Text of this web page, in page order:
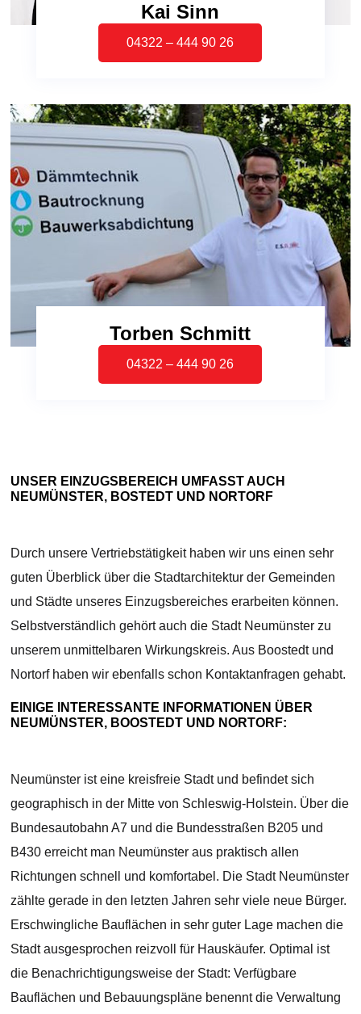
Kai Sinn
04322 – 444 90 26
Torben Schmitt
04322 – 444 90 26
UNSER EINZUGSBEREICH UMFASST AUCH
NEUMÜNSTER, BOSTEDT UND NORTORF
Durch unsere Vertriebstätigkeit haben wir uns einen sehr
guten Überblick über die Stadtarchitektur der Gemeinden
und Städte unseres Einzugsbereiches erarbeiten können.
Selbstverständlich gehört auch die Stadt Neumünster zu
unserem unmittelbaren Wirkungskreis. Aus Boostedt und
Nortorf haben wir ebenfalls schon Kontaktanfragen gehabt.
EINIGE INTERESSANTE INFORMATIONEN ÜBER
NEUMÜNSTER, BOOSTEDT UND NORTORF:
Neumünster ist eine kreisfreie Stadt und befindet sich
geographisch in der Mitte von Schleswig-Holstein. Über die
Bundesautobahn A7 und die Bundesstraßen B205 und
B430 erreicht man Neumünster aus praktisch allen
Richtungen schnell und komfortabel. Die Stadt Neumünster
zählte gerade in den letzten Jahren sehr viele neue Bürger.
Erschwingliche Bauflächen in sehr guter Lage machen die
Stadt ausgesprochen reizvoll für Hauskäufer. Optimal ist
die Benachrichtigungsweise der Stadt: Verfügbare
Bauflächen und Bebauungspläne benennt die Verwaltung